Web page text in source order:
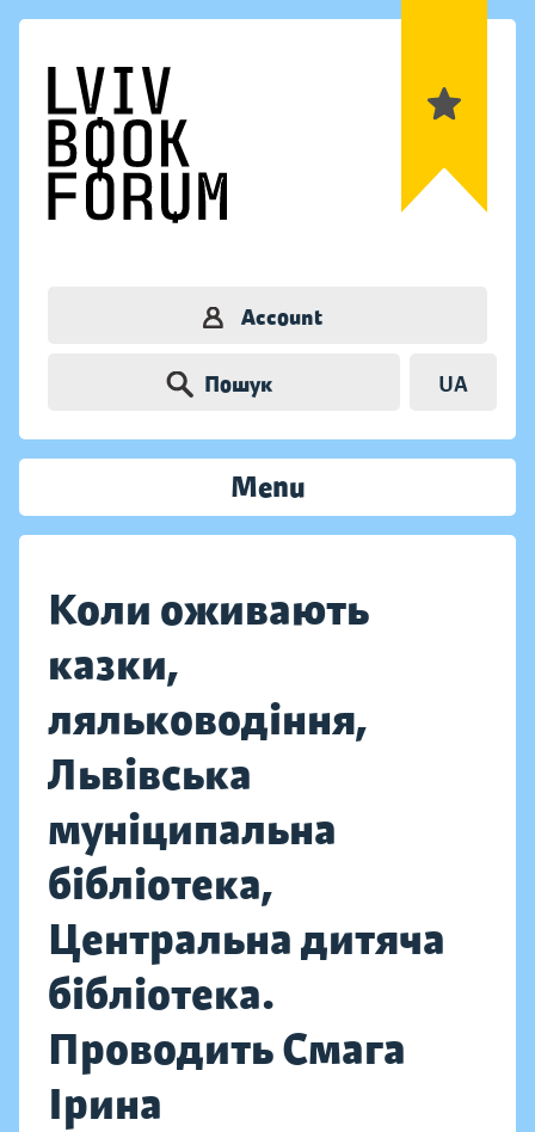
Account
Пошук UA
Menu
Коли оживають
казки,
ляльководіння,
Львівська
муніципальна
бібліотека,
Центральна дитяча
бібліотека.
Проводить Смага
Ірина